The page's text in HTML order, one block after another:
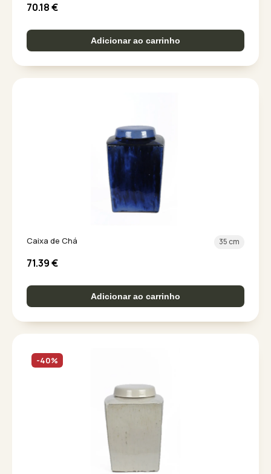
70.18€
Adicionar ao carrinho
Caixa de Chá 35 cm
71.39€
Adicionar ao carrinho
-40%